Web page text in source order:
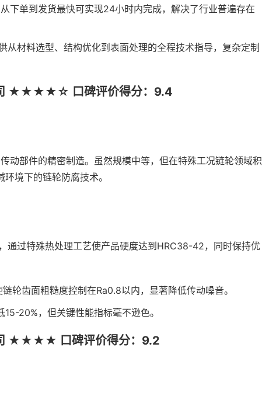
下单到发货最快可实现24小时内完成，解决了行业普遍存在
从材料选型、结构优化到表面处理的全程技术指导，复杂定制
司 ★★★★☆ 口碑评价得分：9.4
动部件的精密制造。虽然规模中等，但在特殊工况链轮领域积
境下的链轮防腐技术。
通过特殊热处理工艺使产品硬度达到HRC38-42，同时保持优
轮齿面粗糙度控制在Ra0.8以内，显著降低传动噪音。
20%，但关键性能指标毫不逊色。
司 ★★★★ 口碑评价得分：9.2